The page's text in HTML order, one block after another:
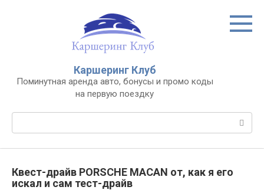
Каршеринг Клуб
Поминутная аренда авто, бонусы и промо коды
на первую поездку
Поиск:
Квест-драйв PORSCHE MACAN от, как я его
искал и сам тест-драйв